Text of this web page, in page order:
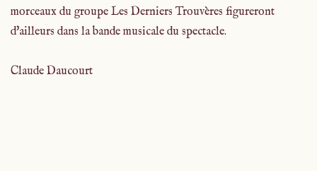
morceaux du groupe Les Derniers Trouvères figureront
d'ailleurs dans la bande musicale du spectacle.
Claude Daucourt